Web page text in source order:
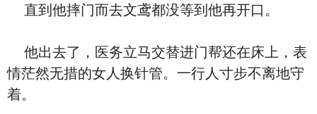
直到他摔门而去文鸢都没等到他再开口。
他出去了，医务立马交替进门帮还在床上，表
情茫然无措的女人换针管。一行人寸步不离地守
着。